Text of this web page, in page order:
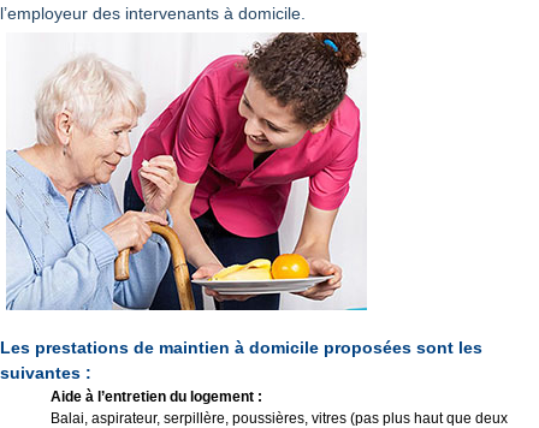
l’employeur des intervenants à domicile.
Les prestations de maintien à domicile proposées sont les
suivantes :
Aide à l’entretien du logement :
Balai, aspirateur, serpillère, poussières, vitres (pas plus haut que deux